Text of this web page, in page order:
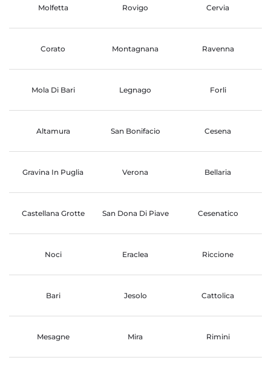
Molfetta Rovigo Cervia
Corato Montagnana Ravenna
Mola Di Bari Legnago Forli
Altamura San Bonifacio Cesena
Gravina In Puglia Verona Bellaria
Castellana Grotte San Dona Di Piave Cesenatico
Noci Eraclea Riccione
Bari Jesolo Cattolica
Mesagne Mira Rimini